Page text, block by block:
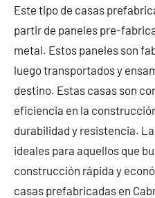
Este tipo de casas
partir de paneles pre-
metal. Estos paneles son
luego transportados y
destino. Estas casas son
eficiencia en la
durabilidad y resistencia.
ideales para aquellos que
construcción rápida y
casas prefabricadas en